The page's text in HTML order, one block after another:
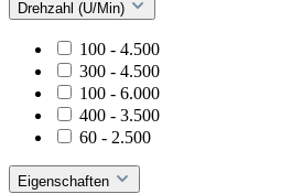
Drehzahl (U/Min)
100 - 4.500
300 - 4.500
100 - 6.000
400 - 3.500
60 - 2.500
Eigenschaften